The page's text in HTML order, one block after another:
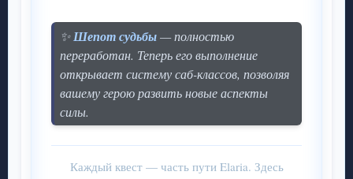
✨Шепот судьбы— полностью
переработан. Теперь его выполнение
открывает систему саб-классов, позволяя
вашему герою развить новые аспекты
силы.
Каждый квест — часть пути Elaria. Здесь